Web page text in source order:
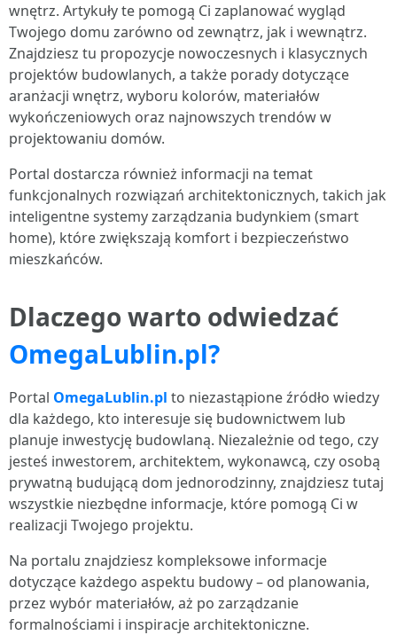
wnętrz. Artykuły te pomogą Ci zaplanować wygląd
Twojego domu zarówno od zewnątrz, jak i wewnątrz.
Znajdziesz tu propozycje nowoczesnych i klasycznych
projektów budowlanych, a także porady dotyczące
aranżacji wnętrz, wyboru kolorów, materiałów
wykończeniowych oraz najnowszych trendów w
projektowaniu domów.
Portal dostarcza również informacji na temat
funkcjonalnych rozwiązań architektonicznych, takich jak
inteligentne systemy zarządzania budynkiem (smart
home), które zwiększają komfort i bezpieczeństwo
mieszkańców.
Dlaczego warto odwiedzać
OmegaLublin.pl?
Portal OmegaLublin.pl to niezastąpione źródło wiedzy
dla każdego, kto interesuje się budownictwem lub
planuje inwestycję budowlaną. Niezależnie od tego, czy
jesteś inwestorem, architektem, wykonawcą, czy osobą
prywatną budującą dom jednorodzinny, znajdziesz tutaj
wszystkie niezbędne informacje, które pomogą Ci w
realizacji Twojego projektu.
Na portalu znajdziesz kompleksowe informacje
dotyczące każdego aspektu budowy – od planowania,
przez wybór materiałów, aż po zarządzanie
formalnościami i inspiracje architektoniczne.